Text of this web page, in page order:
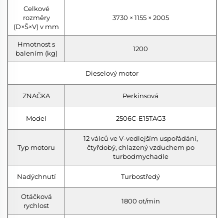
Celkové
rozměry
(D×Š×V) v mm
3730 × 1155 × 2005
Hmotnost s
balením (kg)
1200
Dieselový motor
ZNAČKA Perkinsová
Model 2506C-E15TAG3
Typ motoru
12 válců ve V-vedlejším uspořádání,
čtyřdobý, chlazený vzduchem po
turbodmychadle
Nadýchnutí Turbostředý
Otáčková
rychlost
1800 ot/min